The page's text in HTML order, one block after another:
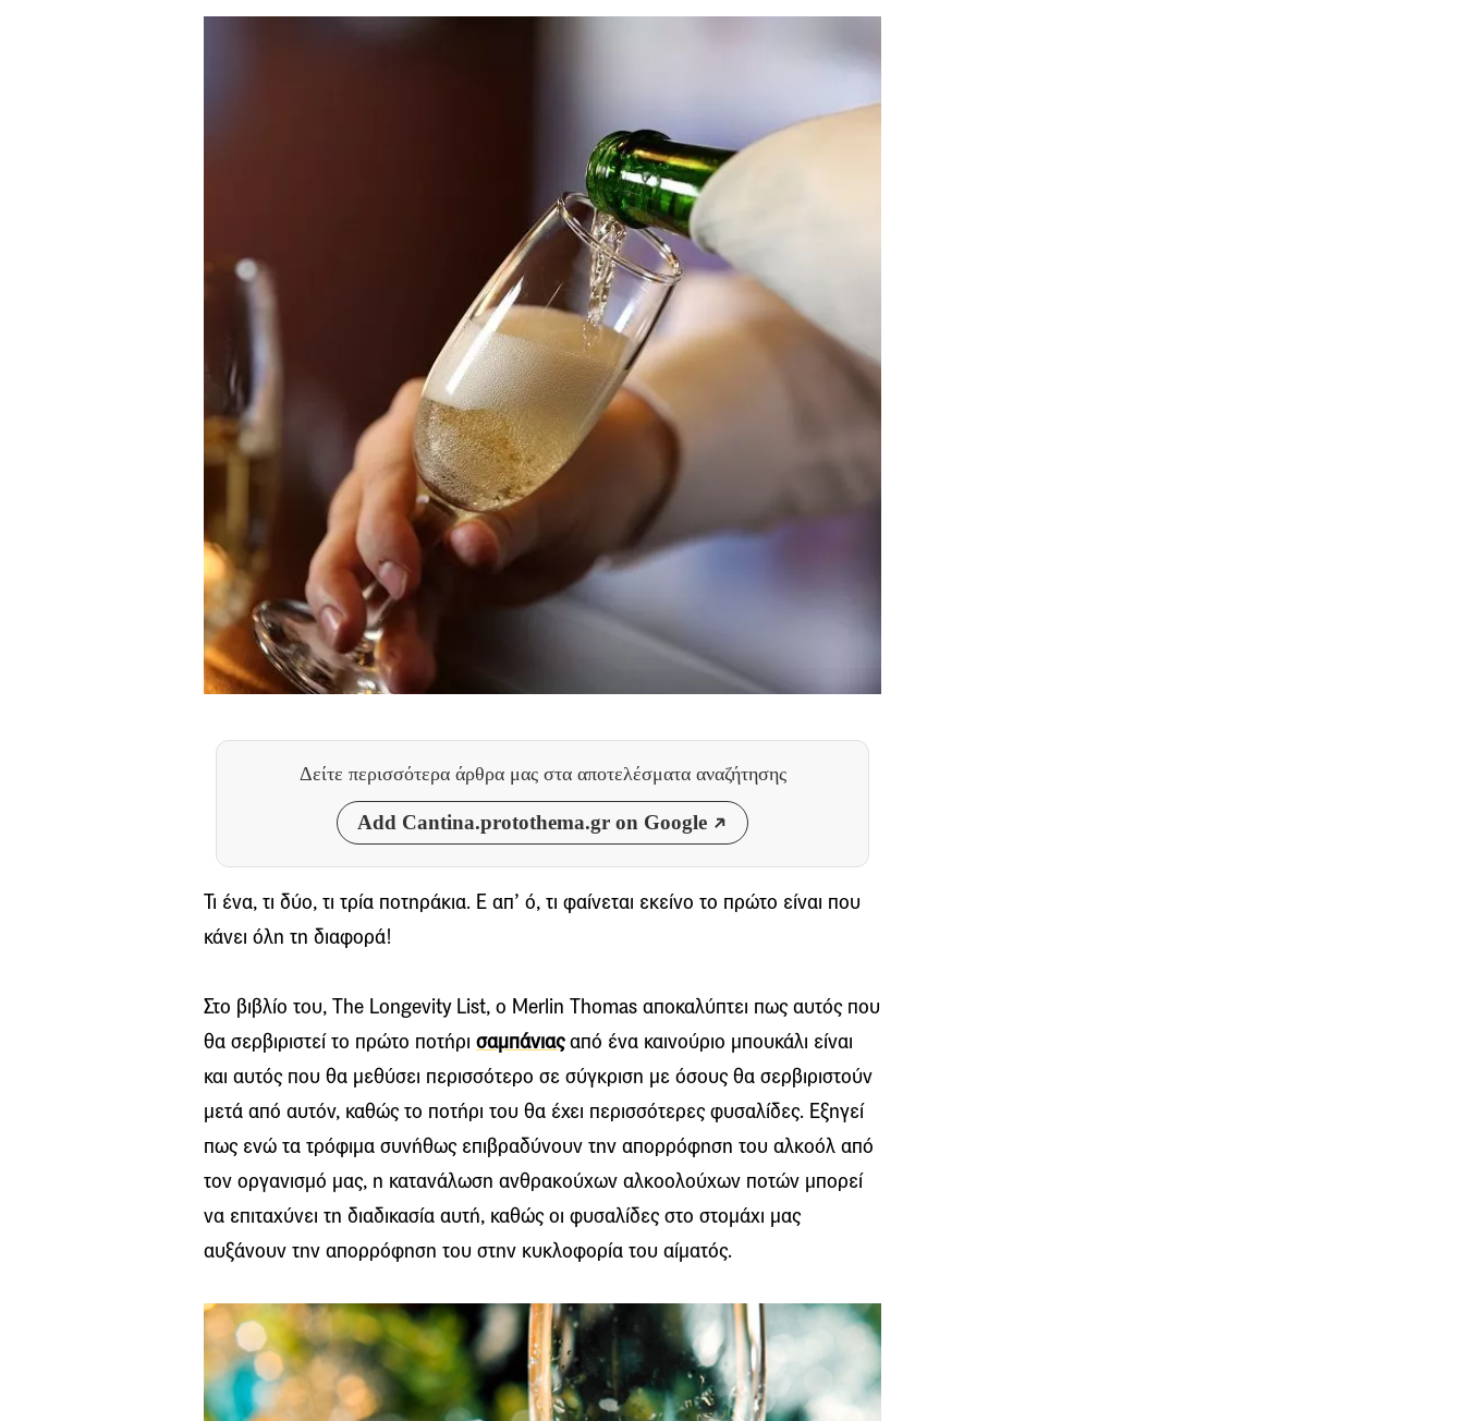
Δείτε περισσότερα άρθρα μας στα αποτελέσματα αναζήτησης
Add Cantina.protothema.gr on Google
Τι ένα, τι δύο, τι τρία ποτηράκια. Ε απ’ ό, τι φαίνεται εκείνο το πρώτο είναι που
κάνει όλη τη διαφορά!
Στο βιβλίο του, The Longevity List, o Merlin Thomas αποκαλύπτει πως αυτός που
θα σερβιριστεί το πρώτο ποτήρι σαμπάνιαςαπό ένα καινούριο μπουκάλι είναι
και αυτός που θα μεθύσει περισσότερο σε σύγκριση με όσους θα σερβιριστούν
μετά από αυτόν, καθώς το ποτήρι του θα έχει περισσότερες φυσαλίδες. Εξηγεί
πως ενώ τα τρόφιμα συνήθως επιβραδύνουν την απορρόφηση του αλκοόλ από
τον οργανισμό μας, η κατανάλωση ανθρακούχων αλκοολούχων ποτών μπορεί
να επιταχύνει τη διαδικασία αυτή, καθώς οι φυσαλίδες στο στομάχι μας
αυξάνουν την απορρόφηση του στην κυκλοφορία του αίματός.